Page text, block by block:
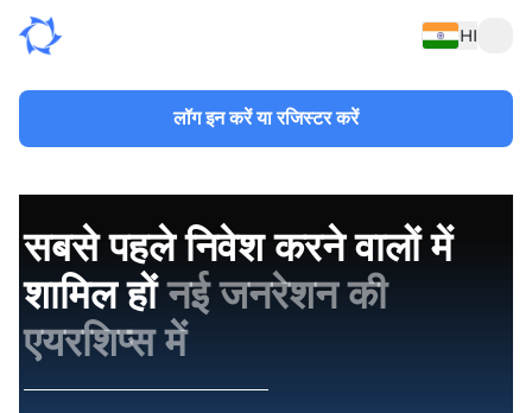
HI
लॉग इन करें या रजिस्टर करें
सबसे पहले निवेश करने वालों में
शामिल होंनई जनरेशन की
एयरशिप्स में